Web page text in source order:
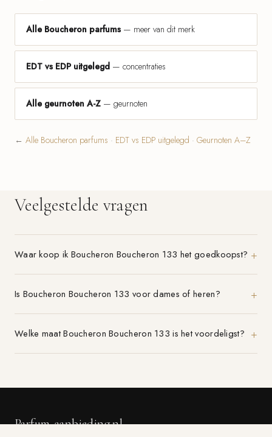
Alle Boucheron parfums — meer van dit merk
EDT vs EDP uitgelegd — concentraties
Alle geurnoten A-Z — geurnoten
← Alle Boucheron parfums · EDT vs EDP uitgelegd · Geurnoten A–Z
Veelgestelde vragen
Waar koop ik Boucheron Boucheron 133 het goedkoopst?
Is Boucheron Boucheron 133 voor dames of heren?
Welke maat Boucheron Boucheron 133 is het voordeligst?
Parfum-aanbieding.nl